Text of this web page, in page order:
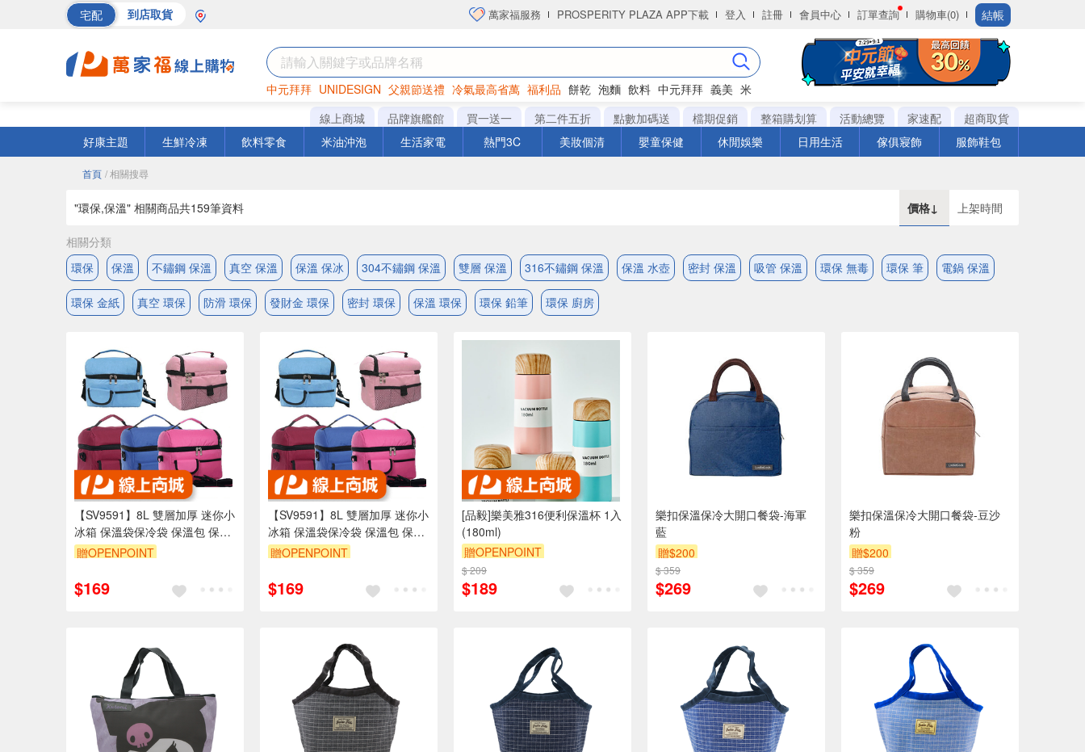
宅配 到店取貨 萬家福服務 PROSPERITY PLAZA APP下載 登入 註冊 會員中心 訂單查詢 購物車(0) 結帳
中元拜拜 UNIDESIGN 父親節送禮 冷氣最高省萬 福利品 餅乾 泡麵 飲料 中元拜拜 義美 米
罐頭 海苔 洋芋片
線上商城 品牌旗艦館 買一送一 第二件五折 點數加碼送 檔期促銷 整箱購划算 活動總覽 家速配
超商取貨
好康主題
生鮮冷凍 飲料零食 米油沖泡 生活家電 熱門3C 美妝個清 嬰童保健 休閒娛樂 日用生活 傢俱寢飾 服飾鞋包
首頁 / 相關搜尋
"環保,保溫" 相關商品共159筆資料 價格↓ 上架時間
相關分類
環保
保溫 不鏽鋼 保溫 真空 保溫 保溫 保冰 304不鏽鋼 保溫 雙層 保溫 316不鏽鋼 保溫 保溫 水壺 密封 保溫 吸管 保溫 環保 無毒 環保 筆 電鍋 保溫
環保 金紙 真空 環保 防滑 環保 發財金 環保 密封 環保 保溫 環保 環保 鉛筆 環保 廚房
【SV9591】8L 雙層加厚 迷你小
冰箱 保溫袋保冷袋 保溫包 保冷
包 保鮮 便當袋 母乳袋媽咪包
贈OPENPOINT
$169
【SV9591】8L 雙層加厚 迷你小
冰箱 保溫袋保冷袋 保溫包 保冷
包 保鮮 便當袋 母乳袋媽咪包
贈OPENPOINT
$169
[品毅]樂美雅316便利保溫杯 1入
(180ml)
贈OPENPOINT
$ 209
$189
樂扣保溫保冷大開口餐袋-海軍
藍
贈$200
$ 359
$269
樂扣保溫保冷大開口餐袋-豆沙
粉
贈$200
$ 359
$269